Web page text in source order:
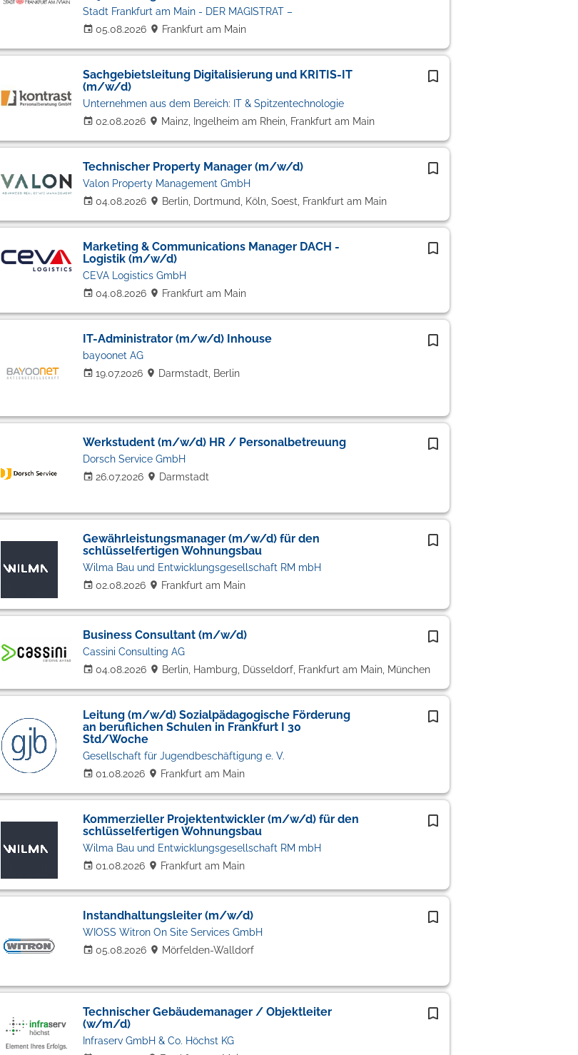
05.08.2026
Stadt Frankfurt am Main - DER MAGISTRAT –
Frankfurt am Main
Sachgebietsleitung Digitalisierung und KRITIS-IT
(m/w/d)
02.08.2026
Unternehmen aus dem Bereich: IT & Spitzentechnologie
Mainz, Ingelheim am Rhein, Frankfurt am Main
Technischer Property Manager (m/w/d)
04.08.2026
Valon Property Management GmbH
Berlin, Dortmund, Köln, Soest, Frankfurt am Main
Marketing & Communications Manager DACH -
Logistik (m/w/d)
04.08.2026
CEVA Logistics GmbH
Frankfurt am Main
IT-Administrator (m/w/d) Inhouse
19.07.2026
bayoonet AG
Darmstadt, Berlin
Werkstudent (m/w/d) HR / Personalbetreuung
26.07.2026
Dorsch Service GmbH
Darmstadt
Gewährleistungsmanager (m/w/d) für den
schlüsselfertigen Wohnungsbau
02.08.2026
Wilma Bau und Entwicklungsgesellschaft RM mbH
Frankfurt am Main
Business Consultant (m/w/d)
04.08.2026
Cassini Consulting AG
Berlin, Hamburg, Düsseldorf, Frankfurt am Main, München
Leitung (m/w/d) Sozialpädagogische Förderung
an beruflichen Schulen in Frankfurt I 30
Std/Woche
01.08.2026
Gesellschaft für Jugendbeschäftigung e. V.
Frankfurt am Main
Kommerzieller Projektentwickler (m/w/d) für den
schlüsselfertigen Wohnungsbau
01.08.2026
Wilma Bau und Entwicklungsgesellschaft RM mbH
Frankfurt am Main
Instandhaltungsleiter (m/w/d)
05.08.2026
WIOSS Witron On Site Services GmbH
Mörfelden-Walldorf
Technischer Gebäudemanager / Objektleiter
(w/m/d)
Infraserv GmbH & Co. Höchst KG